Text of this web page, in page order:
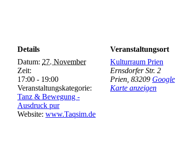
Details
Datum: 27. November
Zeit:
17:00 - 19:00
Veranstaltungskategorie:
Tanz & Bewegung -
Ausdruck pur
Website: www.Taqsim.de
Veranstaltungsort
Kulturraum Prien
Ernsdorfer Str. 2
Prien 83209 Google
Karte anzeigen